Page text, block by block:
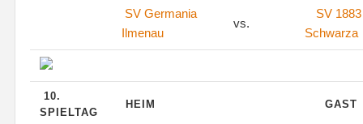
SV Germania
Ilmenau
vs.
SV 1883
Schwarza
10.
SPIELTAG
HEIM GAST